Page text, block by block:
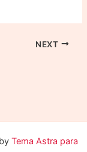
NEXT
Tema Astra para